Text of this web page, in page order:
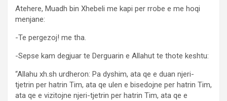
Atehere, Muadh bin Xhebeli me kapi per rrobe e me hoqi
menjane:
-Te pergezoj! me tha.
-Sepse kam degjuar te Derguarin e Allahut te thote keshtu:
“Allahu xh.sh urdheron: Pa dyshim, ata qe e duan njeri-
tjetrin per hatrin Tim, ata qe ulen e bisedojne per hatrin Tim,
ata qe e vizitojne njeri-tjetrin per hatrin Tim, ata qe e